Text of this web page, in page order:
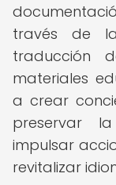
través de
traducción
materiales
a crear
preservar
impulsar
revitalizar